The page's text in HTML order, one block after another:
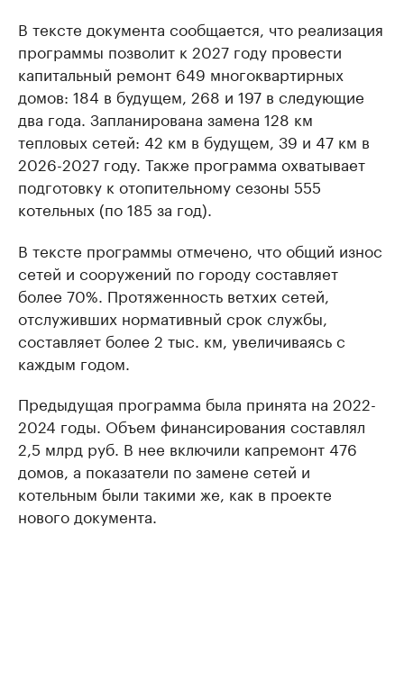
В тексте документа сообщается, что реализация
программы позволит к 2027 году провести
капитальный ремонт 649 многоквартирных
домов: 184 в будущем, 268 и 197 в следующие
два года. Запланирована замена 128 км
тепловых сетей: 42 км в будущем, 39 и 47 км в
2026-2027 году. Также программа охватывает
подготовку к отопительному сезоны 555
котельных (по 185 за год).
В тексте программы отмечено, что общий износ
сетей и сооружений по городу составляет
более 70%. Протяженность ветхих сетей,
отслуживших нормативный срок службы,
составляет более 2 тыс. км, увеличиваясь с
каждым годом.
Предыдущая программа была принята на 2022-
2024 годы. Объем финансирования составлял
2,5 млрд руб. В нее включили капремонт 476
домов, а показатели по замене сетей и
котельным были такими же, как в проекте
нового документа.